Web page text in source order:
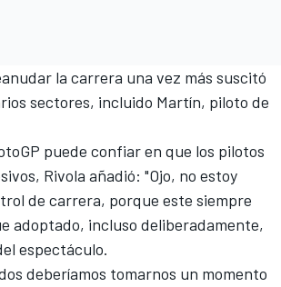
la carrera una vez más suscitó
sectores, incluido Martín, piloto de
puede confiar en que los pilotos
Rivola añadió: "Ojo, no estoy
de carrera, porque este siempre
adoptado, incluso deliberadamente,
espectáculo.
deberíamos tomarnos un momento